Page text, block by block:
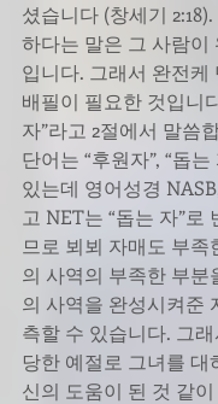
셨습니다 (창세기
하다는 말은 그 사람이
입니다. 그래서 완전케
배필이 필요한 것입니
자”라고 2절에서 말씀
단어는 “후원자”, “돕
있는데 영어성경
고 NET는 “돕는 자”로
므로 뵈뵈 자매도 부족
의 사역의 부족한 부분
의 사역을 완성시켜준
측할 수 있습니다. 그
당한 예절로 그녀를
신의 도움이 된 것 같